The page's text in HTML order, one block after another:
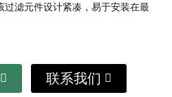
过滤元件设计紧凑，易于安装在最
联系我们